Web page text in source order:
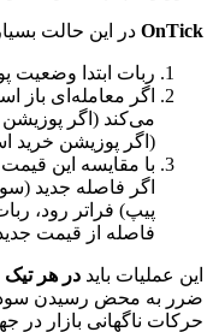
OnTick در این حالت
ربات ابتدا وضعیت
اگر معامله‌ای باز
می‌کند (اگر
(اگر پوزیشن خرید
با مقایسه این قیمت
پیپ) فراتر رود،
فاصله از قیمت
این عملیات باید در هر تیک
ضرر به محض رسیدن سود
حرکات ناگهانی بازار در